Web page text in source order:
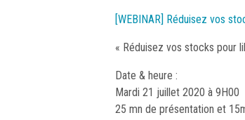
[WEBINAR] Réduisez vos
« Réduisez vos stocks pour
Date & heure :
Mardi 21 juillet 2020 à 9H00
25 mn de présentation et